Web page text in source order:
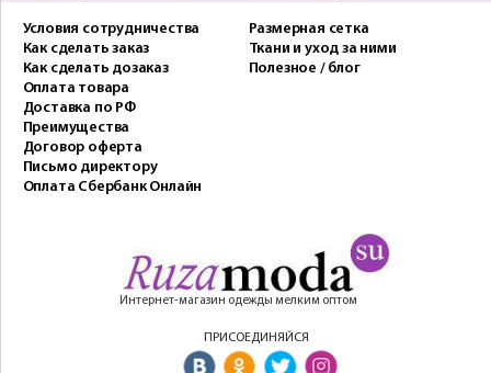
Условия сотрудничества
Как сделать заказ
Как сделать дозаказ
Оплата товара
Доставка по РФ
Преимущества
Договор оферта
Письмо директору
Оплата Сбербанк Онлайн
Размерная сетка
Ткани и уход за ними
Полезное / блог
Интернет-магазин одежды мелким оптом
ПРИСОЕДИНЯЙСЯ